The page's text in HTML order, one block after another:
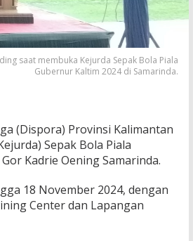
saat membuka Kejurda Sepak Bola Piala
Gubernur Kaltim 2024 di Samarinda.
(Dispora) Provinsi Kalimantan
Sepak Bola Piala
Kadrie Oening Samarinda.
18 November 2024, dengan
Center dan Lapangan